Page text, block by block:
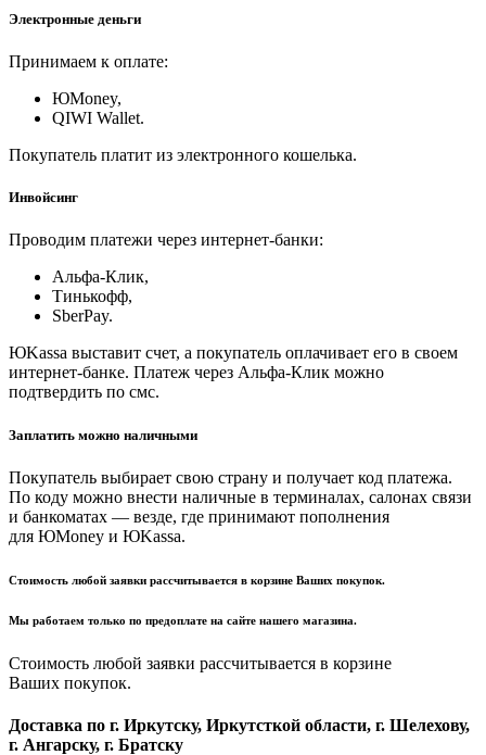
Электронные деньги
Принимаем к оплате:
ЮMoney,
QIWI Wallet.
Покупатель платит из электронного кошелька.
Инвойсинг
Проводим платежи через интернет-банки:
Альфа-Клик,
Тинькофф,
SberPay.
ЮKassa выставит счет, а покупатель оплачивает его в своем
интернет-банке. Платеж через Альфа-Клик можно
подтвердить по смс.
Заплатить можно наличными
Покупатель выбирает свою страну и получает код платежа.
По коду можно внести наличные в терминалах, салонах связи
и банкоматах — везде, где принимают пополнения
для ЮMoney и ЮKassa.
Стоимость любой заявки рассчитывается в корзине Ваших покупок.
Мы работаем только по предоплате на сайте нашего магазина.
Стоимость любой заявки рассчитывается в корзине
Ваших покупок.
Доставка по г. Иркутску, Иркутсткой области, г. Шелехову,
г. Ангарску, г. Братску